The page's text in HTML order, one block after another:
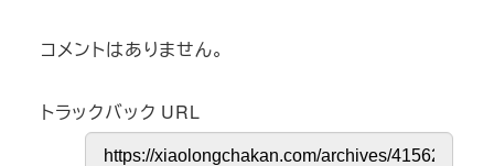
コメントはありません。
トラックバック URL